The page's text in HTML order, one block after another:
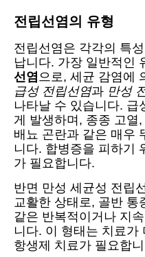
전립선염의 유형
전립선염은 각각의 특
납니다. 가장 일반적인
선염으로, 세균 감염에
급성 전립선염과 만성
나타날 수 있습니다. 급
게 발생하며, 종종 고열
배뇨 곤란과 같은 매우
니다. 합병증을 피하기
가 필요합니다.
반면 만성 세균성 전립
교활한 상태로, 골반 통
같은 반복적이거나 지
니다. 이 형태는 치료가
항생제 치료가 필요합